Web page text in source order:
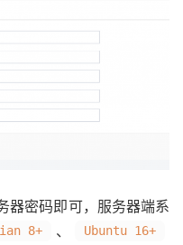
器密码即可，服务器端系
8+ 、 Ubuntu 16+